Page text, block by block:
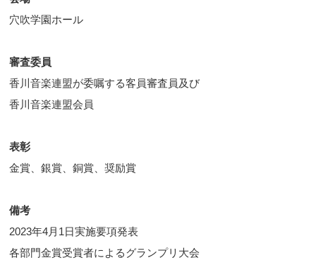
穴吹学園ホール
審査委員
香川音楽連盟が委嘱する客員審査員及び
香川音楽連盟会員
表彰
金賞、銀賞、銅賞、奨励賞
備考
2023年4月1日実施要項発表
各部門金賞受賞者によるグランプリ大会